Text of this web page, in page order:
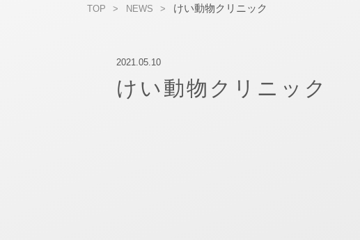
TOP NEWS けい動物クリニック
2021.05.10
けい動物クリニック